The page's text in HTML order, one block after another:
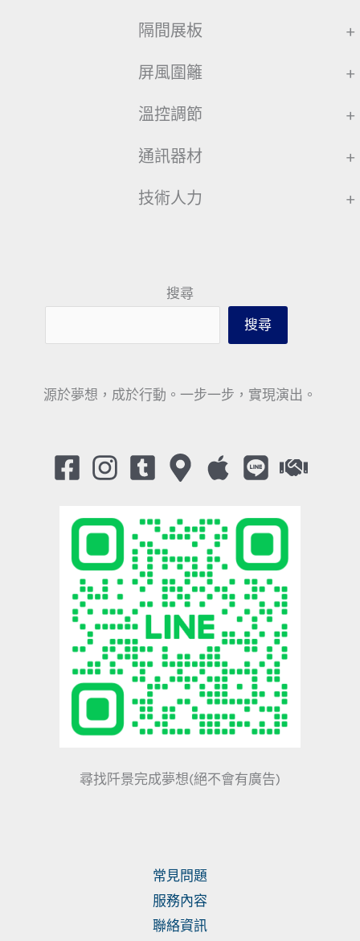
隔間展板 +
屏風圍籬 +
溫控調節 +
通訊器材 +
技術人力 +
搜尋
搜尋
源於夢想，成於行動。一步一步，實現演出。
尋找阡景完成夢想(絕不會有廣告)
常見問題
服務內容
聯絡資訊